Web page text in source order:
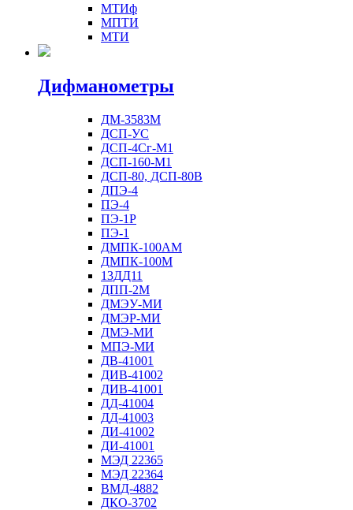
МТИф
МПТИ
МТИ
Дифманометры
ДМ-3583М
ДСП-УС
ДСП-4Сг-М1
ДСП-160-М1
ДСП-80, ДСП-80В
ДПЭ-4
ПЭ-4
ПЭ-1Р
ПЭ-1
ДМПК-100АМ
ДМПК-100М
13ДД11
ДПП-2М
ДМЭУ-МИ
ДМЭР-МИ
ДМЭ-МИ
МПЭ-МИ
ДВ-41001
ДИВ-41002
ДИВ-41001
ДД-41004
ДД-41003
ДИ-41002
ДИ-41001
МЭД 22365
МЭД 22364
ВМД-4882
ДКО-3702